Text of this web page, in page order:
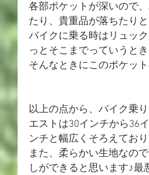
各部ポケットが深いので
たり、貴重品が落ちたり
バイクに乗る時はリュッ
っとそこまでっていうと
そんなときにこのポケッ
以上の点から、バイク乗
エストは30インチから36
ンチと幅広くそろえており
また、柔らかい生地なの
しができると思います♪